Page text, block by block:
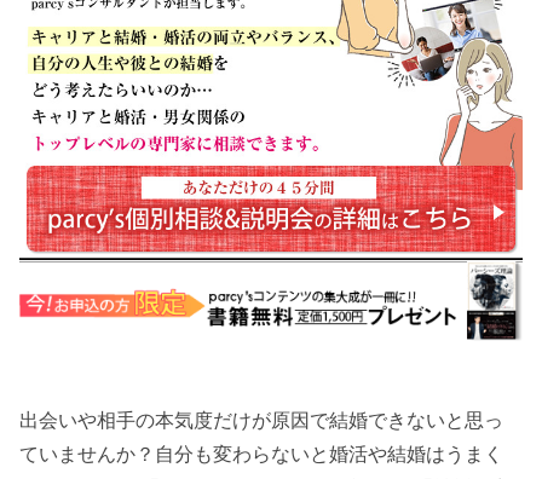
出会いや相手の本気度だけが原因で結婚できないと思っ
ていませんか？自分も変わらないと婚活や結婚はうまく